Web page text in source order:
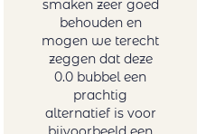
smaken zeer goed
behouden en
mogen we terecht
zeggen dat deze
0.0 bubbel een
prachtig
alternatief is voor